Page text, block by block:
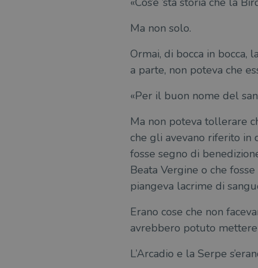
Ma non solo.
Ormai, di bocca in bocca,
a parte, non poteva che
«Per il buon nome del
Ma non poteva tollerare
che gli avevano riferito in
fosse segno di
Beata Vergine o che
piangeva lacrime di
Erano cose che non
avrebbero potuto
L’Arcadio e la Serpe